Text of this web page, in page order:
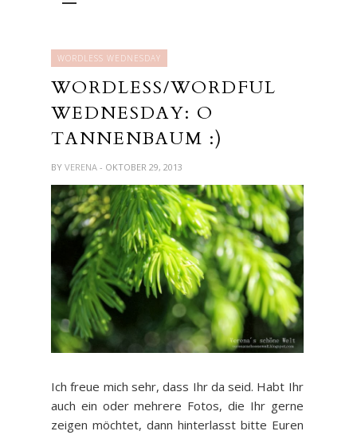
WORDLESS WEDNESDAY
WORDLESS/WORDFUL
WEDNESDAY: O
TANNENBAUM :)
BY VERENA - OKTOBER 29, 2013
Ich freue mich sehr, dass Ihr da seid. Habt Ihr
auch ein oder mehrere Fotos, die Ihr gerne
zeigen möchtet, dann hinterlasst bitte Euren